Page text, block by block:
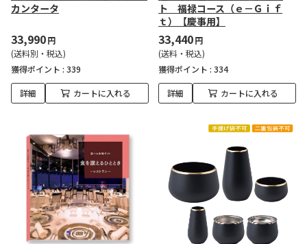
カンタータ
33,990円
(送料別・税込)
獲得ポイント : 339
詳細 カートに入れる
ト 福禄コース（ｅ－Ｇｉｆ
ｔ）【慶事用】
33,440円
(送料・税込)
獲得ポイント : 334
詳細 カートに入れる